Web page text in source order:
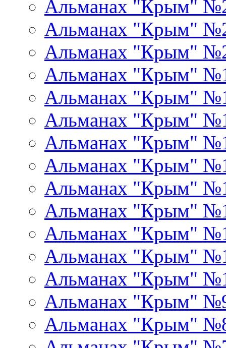
Альманах "Крым"
Альманах "Крым"
Альманах "Крым"
Альманах "Крым"
Альманах "Крым"
Альманах "Крым"
Альманах "Крым"
Альманах "Крым"
Альманах "Крым"
Альманах "Крым"
Альманах "Крым"
Альманах "Крым"
Альманах "Крым"
Альманах "Крым"
Альманах "Крым"